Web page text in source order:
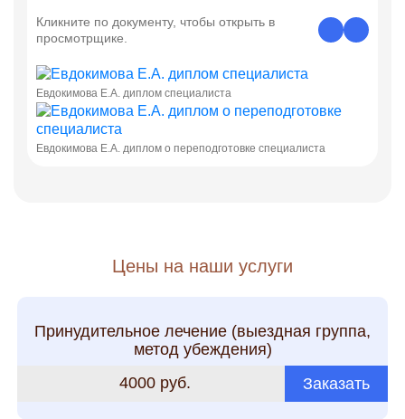
Кликните по документу, чтобы открыть в
просмотрщике.
Евдокимова Е.А. диплом специалиста
Евдокимова Е.А. диплом о переподготовке специалиста
Цены на наши услуги
Принудительное лечение (выездная группа,
метод убеждения)
4000 руб.
Заказать